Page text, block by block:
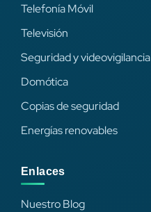
Telefonía Móvil
Televisión
Seguridad y videovigilancia
Domótica
Copias de seguridad
Energías renovables
Enlaces
Nuestro Blog